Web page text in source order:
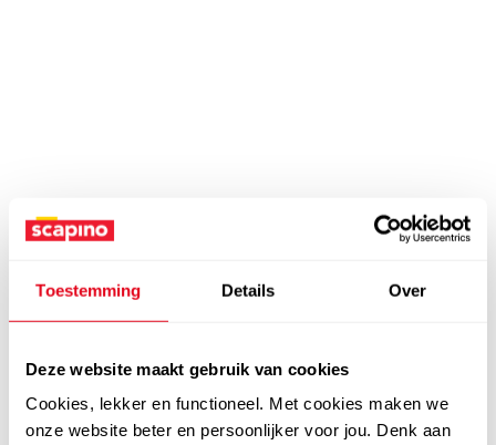
Toestemming Details Over
Deze website maakt gebruik van cookies
Cookies, lekker en functioneel. Met cookies maken we
onze website beter en persoonlijker voor jou. Denk aan